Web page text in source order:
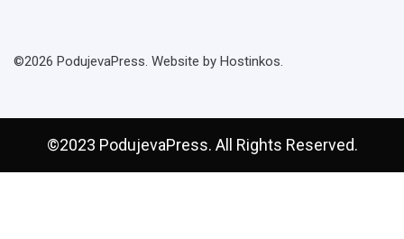
©2026 PodujevaPress. Website by Hostinkos.
©2023 PodujevaPress. All Rights Reserved.